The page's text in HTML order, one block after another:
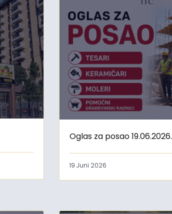
Oglas za posao 19.06.2026.
19 Juni 2026